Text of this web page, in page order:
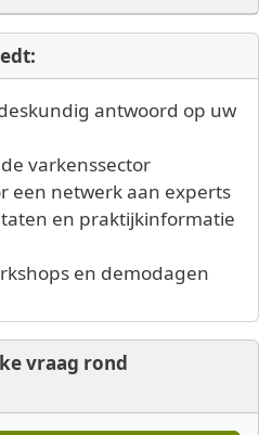
antwoord op uw
varkenssector
een netwerk aan experts
en praktijkinformatie
en demodagen
vraag rond